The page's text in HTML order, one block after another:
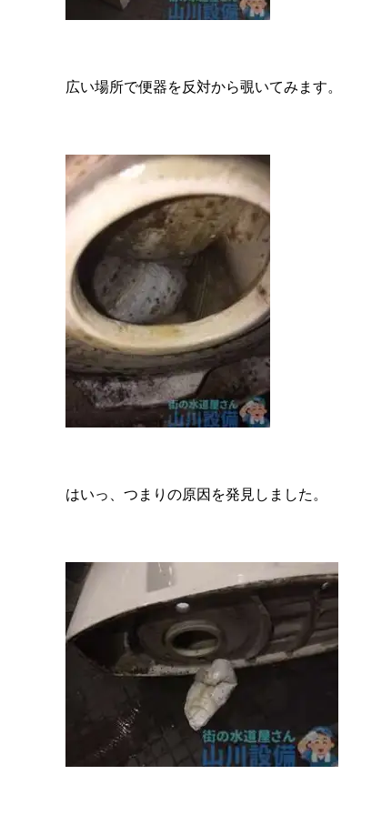
広い場所で便器を反対から覗いてみます。
はいっ、つまりの原因を発見しました。